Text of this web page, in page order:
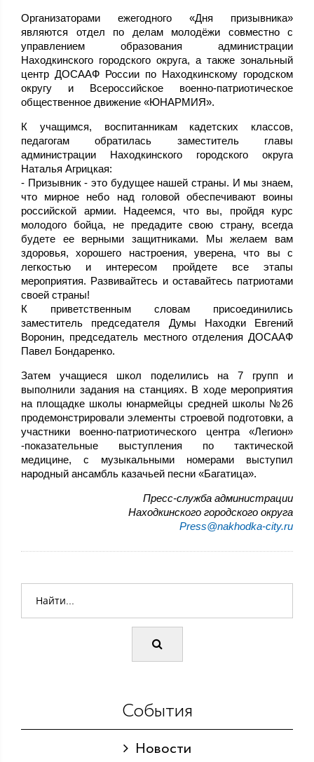
Организаторами ежегодного «Дня призывника»
являются отдел по делам молодёжи совместно с
управлением образования администрации
Находкинского городского округа, а также зональный
центр ДОСААФ России по Находкинскому городском
округу и Всероссийское военно-патриотическое
общественное движение «ЮНАРМИЯ».
К учащимся, воспитанникам кадетских классов,
педагогам обратилась заместитель главы
администрации Находкинского городского округа
Наталья Агрицкая:
- Призывник - это будущее нашей страны. И мы знаем,
что мирное небо над головой обеспечивают воины
российской армии. Надеемся, что вы, пройдя курс
молодого бойца, не предадите свою страну, всегда
будете ее верными защитниками. Мы желаем вам
здоровья, хорошего настроения, уверена, что вы с
легкостью и интересом пройдете все этапы
мероприятия. Развивайтесь и оставайтесь патриотами
своей страны!
К приветственным словам присоединились
заместитель председателя Думы Находки Евгений
Воронин, председатель местного отделения ДОСААФ
Павел Бондаренко.
Затем учащиеся школ поделились на 7 групп и
выполнили задания на станциях. В ходе мероприятия
на площадке школы юнармейцы средней школы №26
продемонстрировали элементы строевой подготовки, а
участники военно-патриотического центра «Легион»
-показательные выступления по тактической
медицине, с музыкальными номерами выступил
народный ансамбль казачьей песни «Багатица».
Пресс-служба администрации
Находкинского городского округа
Press@nakhodka-city.ru
События
Новости